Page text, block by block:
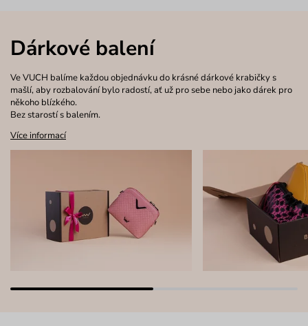
Dárkové balení
Ve VUCH balíme každou objednávku do krásné dárkové krabičky s
mašlí, aby rozbalování bylo radostí, ať už pro sebe nebo jako dárek pro
někoho blízkého.
Bez starostí s balením.
Více informací